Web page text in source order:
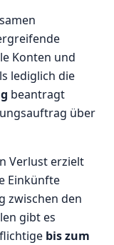
Konten und
lediglich die
beantragt
über
Verlust erzielt
Einkünfte
zwischen den
gibt es
bis zum